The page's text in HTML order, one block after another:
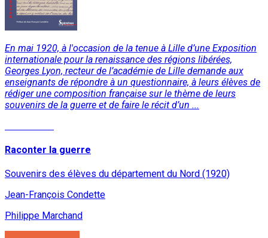
En mai 1920, à l'occasion de la tenue à Lille d’une Exposition
internationale pour la renaissance des régions libérées,
Georges Lyon, recteur de l’académie de Lille demande aux
enseignants de répondre à un questionnaire, à leurs élèves de
rédiger une composition française sur le thème de leurs
souvenirs de la guerre et de faire le récit d’un ...
Raconter la guerre
Souvenirs des élèves du département du Nord (1920)
Jean-François Condette
Philippe Marchand